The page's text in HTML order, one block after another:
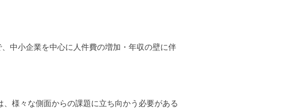
中小企業を中心に人件費の増加・年収の壁に伴
様々な側面からの課題に立ち向かう必要がある